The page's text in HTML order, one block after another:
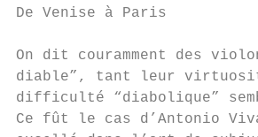
De Venise à Paris
On dit couramment des
diable”, tant leur
difficulté “diabolique”
Ce fût le cas d’Antonio